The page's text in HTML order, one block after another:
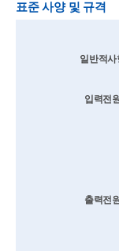
표준 사양 및 규격
일반적사
입력전
출력전